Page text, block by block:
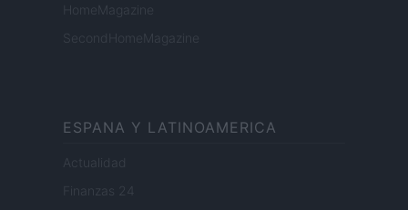
HomeMagazine
SecondHomeMagazine
ESPANA Y LATINOAMERICA
Actualidad
Finanzas 24